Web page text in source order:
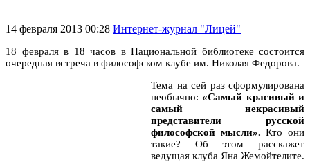
14 февраля 2013 00:28 Интернет-журнал "Лицей"
18 февраля в 18 часов в Национальной библиотеке состоится
очередная встреча в философском клубе им. Николая Федорова.
Тема на сей раз сформулирована
необычно:«Самый красивый и
самый некрасивый
представители русской
философской мысли». Кто они
такие? Об этом расскажет
ведущая клуба Яна Жемойтелите.